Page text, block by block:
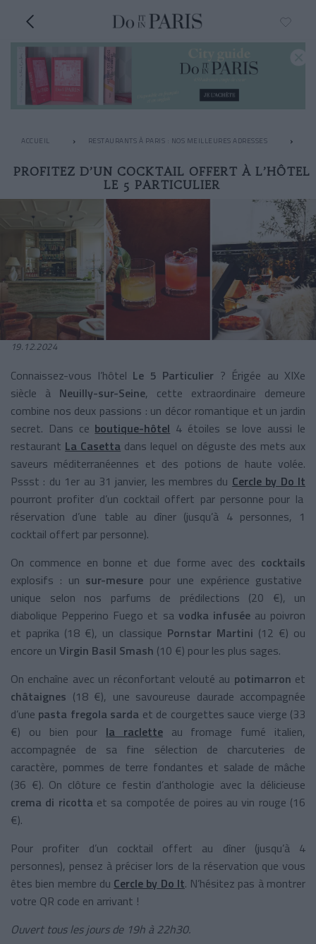
ACCUEIL RESTAURANTS À PARIS : NOS MEILLEURES ADRESSES
PROFITEZ D’UN COCKTAIL OFFERT À L’HÔTEL
LE 5 PARTICULIER
19.12.2024
Connaissez-vous l’hôtel Le 5 Particulier ? Érigée au XIXe
siècle à Neuilly-sur-Seine, cette extraordinaire demeure
combine nos deux passions : un décor romantique et un jardin
secret. Dans ce boutique-hôtel 4 étoiles se love aussi le
restaurant La Casetta dans lequel on déguste des mets aux
saveurs méditerranéennes et des potions de haute volée.
Pssst : du 1er au 31 janvier, les membres du Cercle by Do It
pourront profiter d’un cocktail offert par personne pour la
réservation d’une table au dîner (jusqu’à 4 personnes, 1
cocktail offert par personne).
On commence en bonne et due forme avec des cocktails
explosifs : un sur-mesure pour une expérience gustative
unique selon nos parfums de prédilections (20 €), un
diabolique Pepperino Fuego et sa vodka infuséeau poivron
et paprika (18 €), un classique Pornstar Martini (12 €) ou
encore un Virgin Basil Smash (10 €) pour les plus sages.
On enchaîne avec un réconfortant velouté au potimarron et
châtaignes (18 €), une savoureuse daurade accompagnée
d’une pasta fregola sarda et de courgettes sauce vierge (33
€) ou bien pour la racletteau fromage fumé italien,
accompagnée de sa fine sélection de charcuteries de
caractère, pommes de terre fondantes et salade de mâche
(36 €). On clôture ce festin d’anthologie avec la délicieuse
crema di ricotta et sa compotée de poires au vin rouge (16
€).
Pour profiter d’un cocktail offert au dîner (jusqu’à 4
personnes), pensez à préciser lors de la réservation que vous
êtes bien membre du Cercle by Do It. N’hésitez pas à montrer
votre QR code en arrivant !
Ouvert tous les jours de 19h à 22h30.